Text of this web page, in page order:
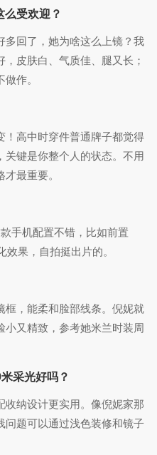
么受欢迎？
多回了，她为啥这么上镜？我
皮肤白、气质佳、腿又长；
作。
！高中时穿件普通牌子都觉得
关键是你整个人的状态。不用
最重要。
手机配置不错，比如前置
果，自拍挺出片的。
框，能柔和脸部线条。倪妮就
小又精致，参考她米兰时装周
采光好吗？
收纳设计更实用。像倪妮家那
问题可以通过浅色装修和镜子